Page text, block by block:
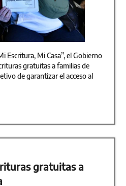
Escritura, Mi Casa”, el Gobierno
gratuitas a familias de
de garantizar el acceso al
gratuitas a